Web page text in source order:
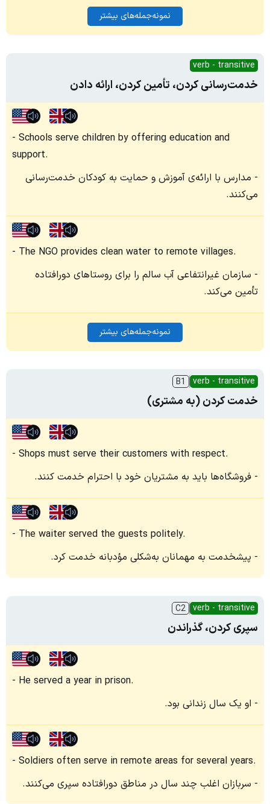
نمونه‌جمله‌های بیشتر
verb - transitive
خدمت‌رسانی کردن، تأمین کردن، ارائه دادن
Schools serve children by offering education and
support.
مدارس با ارائه‌ی آموزش و حمایت به کودکان خدمت‌رسانی
می‌کنند.
The NGO provides clean water to remote villages.
سازمان غیرانتفاعی آب سالم را برای روستاهای دورافتاده
تأمین می‌کند.
نمونه‌جمله‌های بیشتر
verb - transitive
B1
خدمت کردن (به مشتری)
Shops must serve their customers with respect.
فروشگاه‌ها باید به مشتریان خود با احترام خدمت کنند.
The waiter served the guests politely.
پیشخدمت به مهمانان به‌شکلی مؤدبانه خدمت کرد.
verb - transitive
C2
سپری کردن، گذراندن
He served a year in prison.
او یک سال زندانی بود.
Soldiers often serve in remote areas for several years.
سربازان اغلب چند سال در مناطق دورافتاده سپری می‌کنند.